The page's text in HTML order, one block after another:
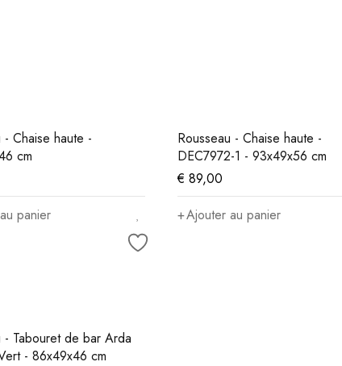
- Chaise haute -
cm
panier
Rousseau - Chaise haute -
DEC7972-1 - 93x49x56 cm
€ 89,00
Ajouter au panier
- Tabouret de bar Arda
- 86x49x46 cm